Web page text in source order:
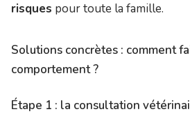
risques pour toute la famille.
Solutions concrètes : comment
comportement ?
Étape 1 : la consultation